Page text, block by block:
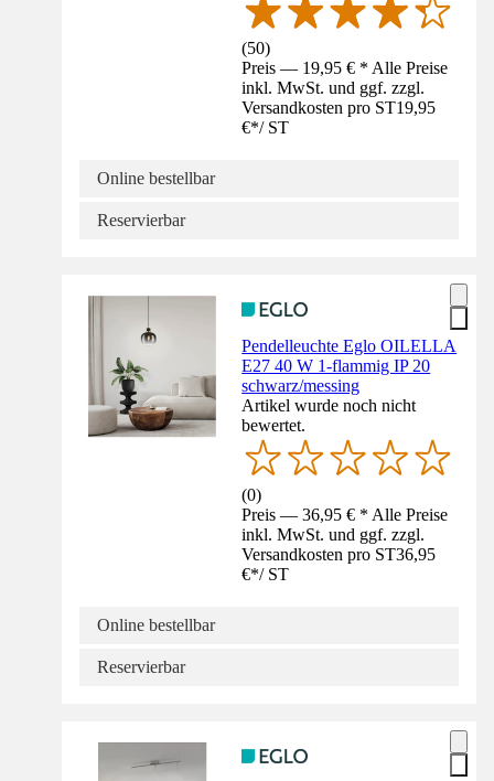
(50)
Preis — 19,95 € * Alle Preise
inkl. MwSt. und ggf. zzgl.
Versandkosten pro ST19,95
€*/ ST
Online bestellbar
Reservierbar
Pendelleuchte Eglo OILELLA
E27 40 W 1-flammig IP 20
schwarz/messing
Artikel wurde noch nicht
bewertet.
(0)
Preis — 36,95 € * Alle Preise
inkl. MwSt. und ggf. zzgl.
Versandkosten pro ST36,95
€*/ ST
Online bestellbar
Reservierbar